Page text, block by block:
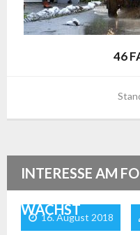
46
INTERESSE AM
WÄCHST
16. August 2018